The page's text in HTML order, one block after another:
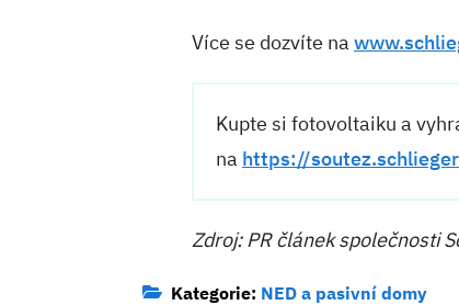
Více se dozvíte na
Kupte si fotovoltaiku a
na https://
Zdroj: PR článek společnosti
Kategorie: NED a pasivní domy